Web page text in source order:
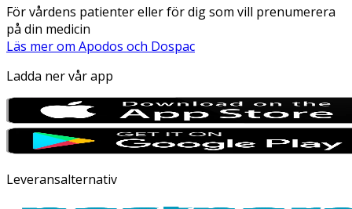
För vårdens patienter eller för dig som vill prenumerera
på din medicin
Läs mer om Apodos och Dospac
Ladda ner vår app
Leveransalternativ